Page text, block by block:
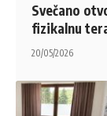
Svečano
fizikalnu
20/05/2026